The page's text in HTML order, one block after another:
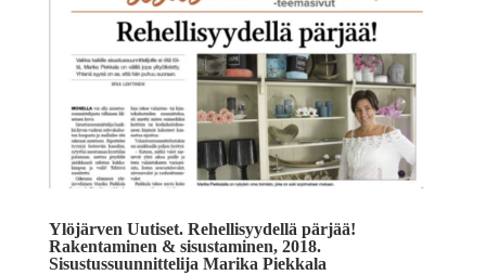
Ylöjärven Uutiset. Rehellisyydellä pärjää!
Rakentaminen & sisustaminen, 2018.
Sisustussuunnittelija Marika Piekkala